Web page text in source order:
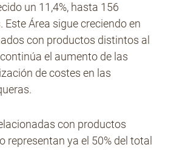
un 11,4%, hasta 156
Este Área sigue creciendo en
con productos distintos al
el aumento de las
de costes en las
con productos
representan ya el 50% del total